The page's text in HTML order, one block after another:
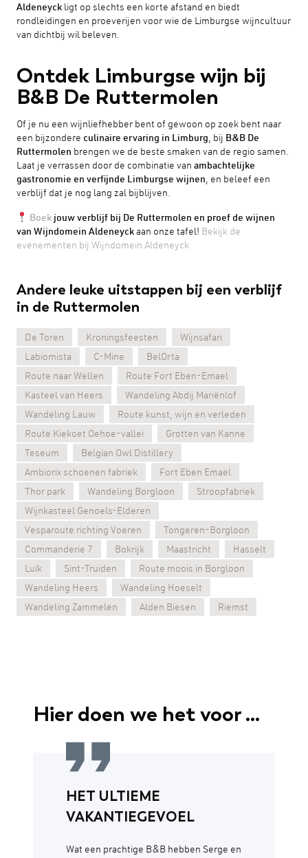
Aldeneyck ligt op slechts een korte afstand en biedt
rondleidingen en proeverijen voor wie de Limburgse wijncultuur
van dichtbij wil beleven.
Ontdek Limburgse wijn bij
B&B De Ruttermolen
Of je nu een wijnliefhebber bent of gewoon op zoek bent naar
een bijzondere culinaire ervaring in Limburg, bij B&B De
Ruttermolen brengen we de beste smaken van de regio samen.
Laat je verrassen door de combinatie van ambachtelijke
gastronomie en verfijnde Limburgse wijnen, en beleef een
verblijf dat je nog lang zal bijblijven.
Boekjouw verblijf bij De Ruttermolen en proef de wijnen
van Wijndomein Aldeneyck aan onze tafel! Bekijk de
evenementen bij Wijndomein Aldeneyck
Andere leuke uitstappen bij een verblijf
in de Ruttermolen
De Toren Kroningsfeesten
Wijnsafari
Labiomista
C-Mine
BelOrta
Route naar Wellen
Route Fort Eben-Emael
Kasteel van Heers
Wandeling Abdij Mariënlof
Wandeling Lauw
Route kunst, wijn en verleden
Route Kiekoet Oehoe-vallei
Grotten van Kanne
Teseum
Belgian Owl Distillery
Ambiorix schoenen fabriek
Fort Eben Emael
Thor park
Wandeling Borgloon
Stroopfabriek
Wijnkasteel Genoels-Elderen
Vesparoute richting Voeren
Tongeren-Borgloon
Commanderie 7
Bokrijk Maastricht
Hasselt
Luik
Sint-Truiden
Route moois in Borgloon
Wandeling Heers
Wandeling Hoeselt
Wandeling Zammelen
Alden Biesen Riemst
Hier doen we het voor ...
HET ULTIEME
VAKANTIEGEVOEL
Wat een prachtige B&B hebben Serge en